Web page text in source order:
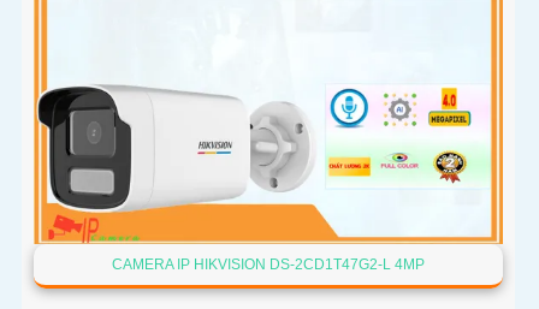
CAMERA IP HIKVISION DS-2CD1T47G2-L 4MP